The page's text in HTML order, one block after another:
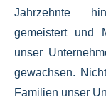
Jahrzehnte
gemeistert und
unser
gewachsen.
Familien unser